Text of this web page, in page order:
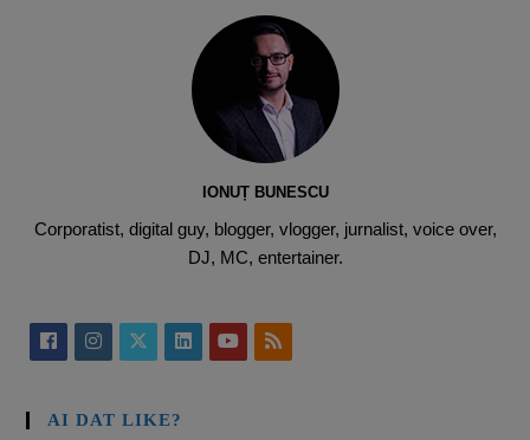
IONUȚ BUNESCU
Corporatist, digital guy, blogger, vlogger, jurnalist, voice over,
DJ, MC, entertainer.
AI DAT LIKE?